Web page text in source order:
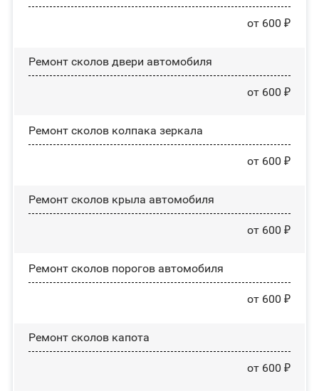
от 600 ₽
Ремонт сколов двери автомобиля
от 600 ₽
Ремонт сколов колпака зеркала
от 600 ₽
Ремонт сколов крыла автомобиля
от 600 ₽
Ремонт сколов порогов автомобиля
от 600 ₽
Ремонт сколов капота
от 600 ₽